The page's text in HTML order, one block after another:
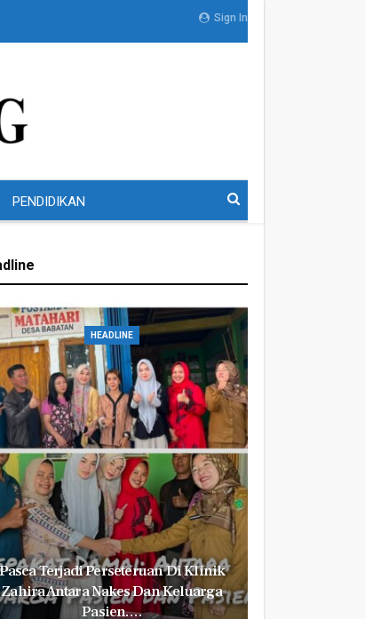
Sign In
PENDIDIKAN
HEADLINE
Terjadi Perseteruan Di Klinik
Zahira Antara Nakes Dan Keluarga
Pasien.…